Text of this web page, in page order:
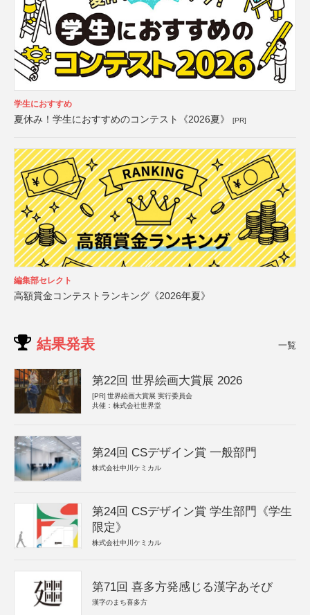
学生におすすめ
夏休み！学生におすすめのコンテスト《2026夏》 [PR]
編集部セレクト
高額賞金コンテストランキング《2026年夏》
結果発表 一覧
第22回 世界絵画大賞展 2026
[PR] 世界絵画大賞展 実行委員会
共催：株式会社世界堂
第24回 CSデザイン賞 一般部門
株式会社中川ケミカル
第24回 CSデザイン賞 学生部門《学生
限定》
株式会社中川ケミカル
第71回 喜多方発感じる漢字あそび
漢字のまち喜多方